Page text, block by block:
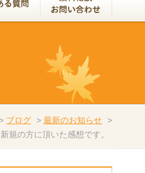
ブログ > 最新のお知らせ >
規の方に頂いた感想です。